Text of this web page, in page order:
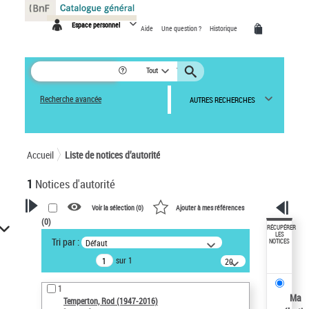
Espace personnel Aide Une question ? Historique
Tout
Recherche avancée AUTRES RECHERCHES
Accueil Liste de notices d’autorité
1 Notices d'autorité
VOTRE RECHERCHE
Recherche avancée dans les
notices d’autorité
Œuvres liées à l'auteur :
Temperton, Rod (1947-2016)
Voir la sélection (0) Ajouter à mes références
(0)
Tri par : Défaut
sur 1
20
résultats/page
1
Temperton, Rod (1947-2016)
RÉCUPÉRER
LES
NOTICES
Ma
Panneau de gestion des cookies